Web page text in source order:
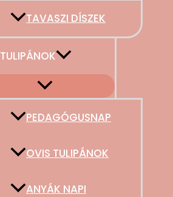
TAVASZI DÍSZEK
TULIPÁNOK
PEDAGÓGUSNAP
OVIS TULIPÁNOK
ANYÁK NAPI